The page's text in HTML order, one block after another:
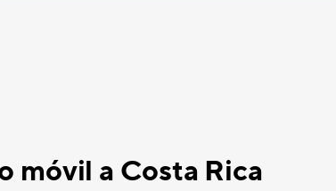
móvil a Costa Rica